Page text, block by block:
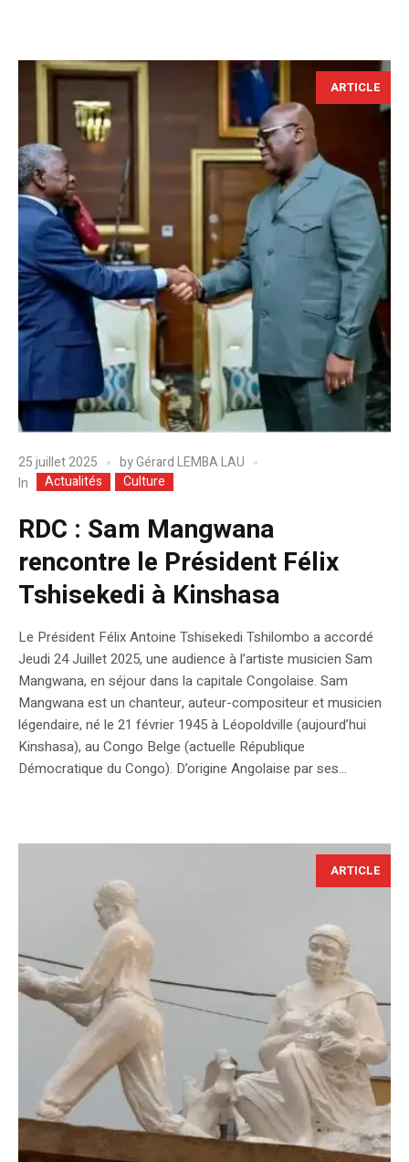
ARTICLE
25 juillet 2025 byGérard LEMBA LAU
In
Actualités Culture
RDC : Sam Mangwana
rencontre le Président Félix
Tshisekedi à Kinshasa
Le Président Félix Antoine Tshisekedi Tshilombo a accordé
Jeudi 24 Juillet 2025, une audience à l’artiste musicien Sam
Mangwana, en séjour dans la capitale Congolaise. Sam
Mangwana est un chanteur, auteur-compositeur et musicien
légendaire, né le 21 février 1945 à Léopoldville (aujourd’hui
Kinshasa), au Congo Belge (actuelle République
Démocratique du Congo). D’origine Angolaise par ses...
ARTICLE